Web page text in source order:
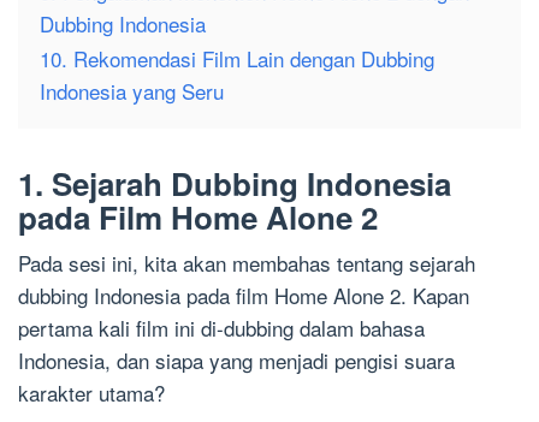
Dubbing Indonesia
10. Rekomendasi Film Lain dengan Dubbing
Indonesia yang Seru
1. Sejarah Dubbing Indonesia
pada Film Home Alone 2
Pada sesi ini, kita akan membahas tentang sejarah
dubbing Indonesia pada film Home Alone 2. Kapan
pertama kali film ini di-dubbing dalam bahasa
Indonesia, dan siapa yang menjadi pengisi suara
karakter utama?